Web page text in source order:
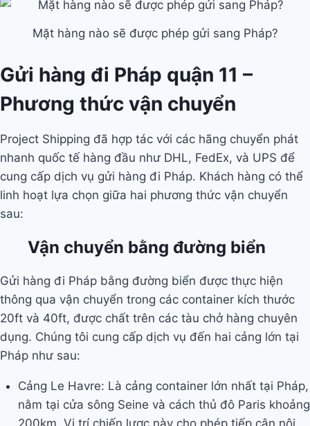
Mặt hàng nào sẽ được phép gửi sang Pháp?
Gửi hàng đi Pháp quận 11 –
Phương thức vận chuyển
Project Shipping đã hợp tác với các hãng chuyển phát
nhanh quốc tế hàng đầu như DHL, FedEx, và UPS để
cung cấp dịch vụ gửi hàng đi Pháp. Khách hàng có thể
linh hoạt lựa chọn giữa hai phương thức vận chuyển
sau:
Vận chuyển bằng đường biển
Gửi hàng đi Pháp bằng đường biển được thực hiện
thông qua vận chuyển trong các container kích thước
20ft và 40ft, được chất trên các tàu chở hàng chuyên
dụng. Chúng tôi cung cấp dịch vụ đến hai cảng lớn tại
Pháp như sau:
Cảng Le Havre: Là cảng container lớn nhất tại Pháp,
nằm tại cửa sông Seine và cách thủ đô Paris khoảng